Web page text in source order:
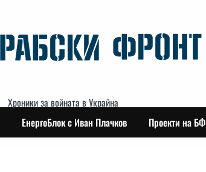
Хроники за войната в Украйна
ЕнергоБлок с Иван Плачков Проекти на БФ